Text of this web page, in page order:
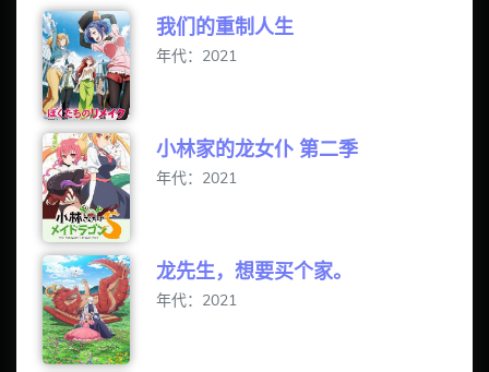
我们的重制人生
年代：2021
小林家的龙女仆 第二季
年代：2021
龙先生，想要买个家。
年代：2021